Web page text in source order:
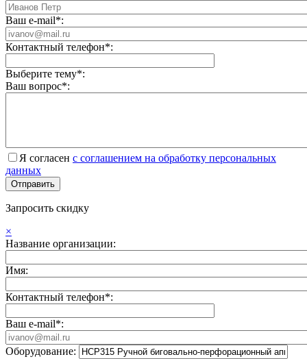
Ваш e-mail*:
Контактный телефон*:
Выберите тему*:
Ваш вопрос*:
Я согласен с соглашением на обработку персональных
данных
Запросить скидку
×
Название организации:
Имя:
Контактный телефон*:
Ваш e-mail*:
Оборудование: